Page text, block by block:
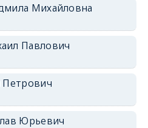
Михайловна
Павлович
Петрович
Юрьевич